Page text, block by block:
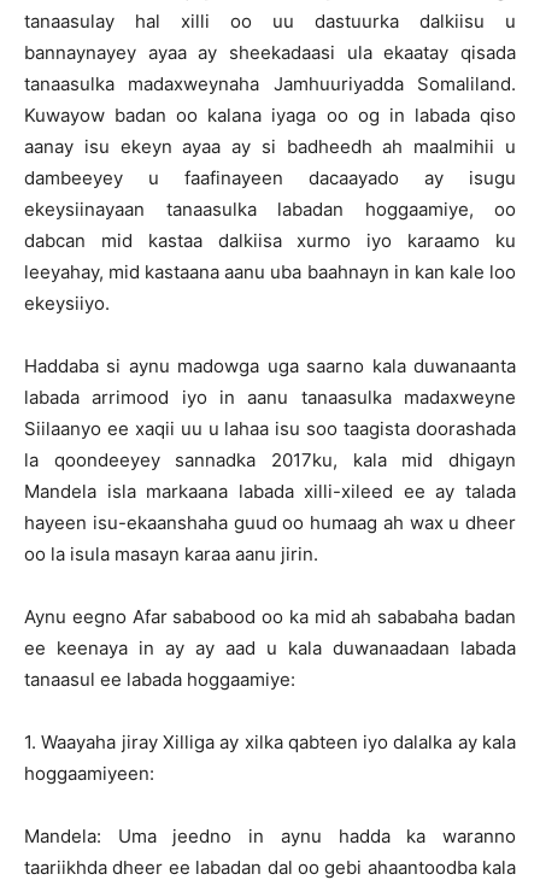
tanaasulay hal xilli oo uu dastuurka dalkiisu u
bannaynayey ayaa ay sheekadaasi ula ekaatay qisada
tanaasulka madaxweynaha Jamhuuriyadda Somaliland.
Kuwayow badan oo kalana iyaga oo og in labada qiso
aanay isu ekeyn ayaa ay si badheedh ah maalmihii u
dambeeyey u faafinayeen dacaayado ay isugu
ekeysiinayaan tanaasulka labadan hoggaamiye, oo
dabcan mid kastaa dalkiisa xurmo iyo karaamo ku
leeyahay, mid kastaana aanu uba baahnayn in kan kale loo
ekeysiiyo.
Haddaba si aynu madowga uga saarno kala duwanaanta
labada arrimood iyo in aanu tanaasulka madaxweyne
Siilaanyo ee xaqii uu u lahaa isu soo taagista doorashada
la qoondeeyey sannadka 2017ku, kala mid dhigayn
Mandela isla markaana labada xilli-xileed ee ay talada
hayeen isu-ekaanshaha guud oo humaag ah wax u dheer
oo la isula masayn karaa aanu jirin.
Aynu eegno Afar sababood oo ka mid ah sababaha badan
ee keenaya in ay ay aad u kala duwanaadaan labada
tanaasul ee labada hoggaamiye:
1. Waayaha jiray Xilliga ay xilka qabteen iyo dalalka ay kala
hoggaamiyeen:
Mandela: Uma jeedno in aynu hadda ka waranno
taariikhda dheer ee labadan dal oo gebi ahaantoodba kala